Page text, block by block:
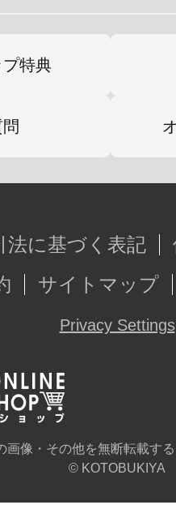
特典
法に基づく表記
サイトマップ
Privacy Settings
画像・その他を無断転載す
© KOTOBUKIYA